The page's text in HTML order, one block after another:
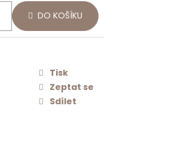
DO KOŠÍKU
Tisk
Zeptat se
Sdílet